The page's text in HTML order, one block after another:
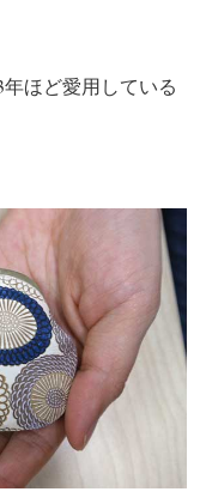
ほど愛用している